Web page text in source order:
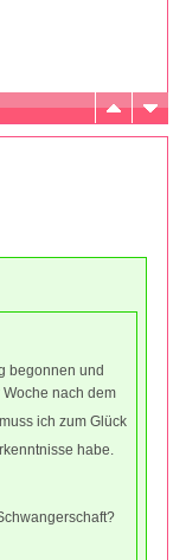
begonnen und
nach dem
ich zum Glück
habe.